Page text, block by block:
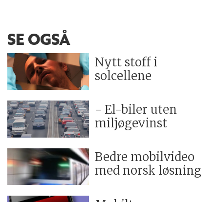
SE OGSÅ
Nytt stoff i
solcellene
- El-biler uten
miljøgevinst
Bedre mobilvideo
med norsk løsning